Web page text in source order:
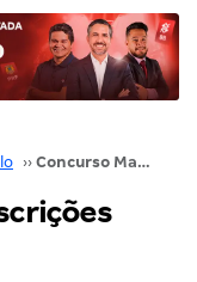
›› Concurso Matão SP: inscrições abertas. CONFIRA!